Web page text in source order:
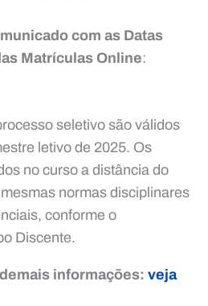
com as Datas
Matrículas Online:
seletivo são válidos
letivo de 2025. Os
no curso a distância do
normas disciplinares
conforme o
Discente.
informações: veja